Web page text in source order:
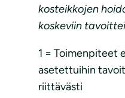
kosteikkojen
koskeviin
1 = Toimenpiteet
asetettuihin
riittävästi